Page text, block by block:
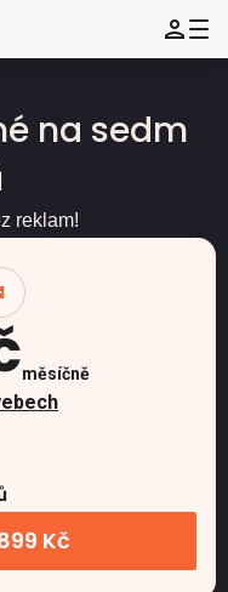
na sedm
reklam!
měsíčně
Kč